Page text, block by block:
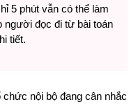
5 phút vẫn có thể làm
người đọc đi từ bài toán
tiết.
nội bộ đang cân nhắc